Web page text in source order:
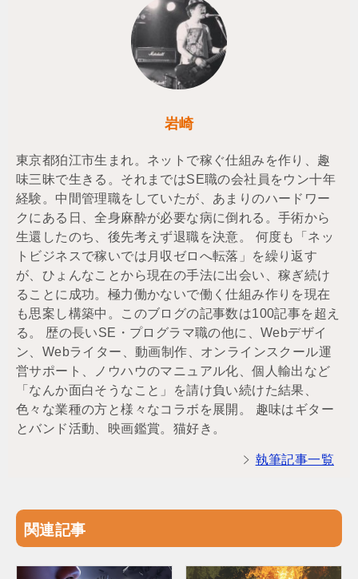
岩崎
東京都狛江市生まれ。ネットで稼ぐ仕組みを作り、趣
味三昧で生きる。それまではSE職の会社員をウン十年
経験。中間管理職をしていたが、あまりのハードワー
クにある日、全身麻酔が必要な病に倒れる。手術から
生還したのち、後先考えず退職を決意。 何度も「ネッ
トビジネスで稼いでは月収ゼロへ転落」を繰り返す
が、ひょんなことから現在の手法に出会い、稼ぎ続け
ることに成功。極力働かないで働く仕組み作りを現在
も思案し構築中。このブログの記事数は100記事を超え
る。 歴の長いSE・プログラマ職の他に、Webデザイ
ン、Webライター、動画制作、オンラインスクール運
営サポート、ノウハウのマニュアル化、個人輸出など
「なんか面白そうなこと」を請け負い続けた結果、
色々な業種の方と様々なコラボを展開。 趣味はギター
とバンド活動、映画鑑賞。猫好き。
執筆記事一覧
関連記事